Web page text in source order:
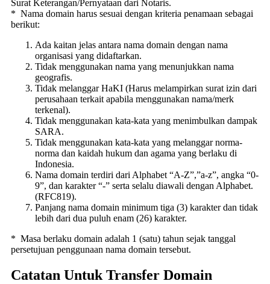
Surat Keterangan/Pernyataan dari Notaris.
* Nama domain harus sesuai dengan kriteria penamaan sebagai
berikut:
Ada kaitan jelas antara nama domain dengan nama
organisasi yang didaftarkan.
Tidak menggunakan nama yang menunjukkan nama
geografis.
Tidak melanggar HaKI (Harus melampirkan surat izin dari
perusahaan terkait apabila menggunakan nama/merk
terkenal).
Tidak menggunakan kata-kata yang menimbulkan dampak
SARA.
Tidak menggunakan kata-kata yang melanggar norma-
norma dan kaidah hukum dan agama yang berlaku di
Indonesia.
Nama domain terdiri dari Alphabet “A-Z”,”a-z”, angka “0-
9”, dan karakter “-” serta selalu diawali dengan Alphabet.
(RFC819).
Panjang nama domain minimum tiga (3) karakter dan tidak
lebih dari dua puluh enam (26) karakter.
* Masa berlaku domain adalah 1 (satu) tahun sejak tanggal
persetujuan penggunaan nama domain tersebut.
Catatan Untuk Transfer Domain